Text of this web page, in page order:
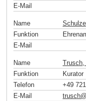
E-Mail
Name
Funktion
E-Mail
Name
Trusch,
Funktion
Kurator
Telefon
+49
E-Mail
trusch@